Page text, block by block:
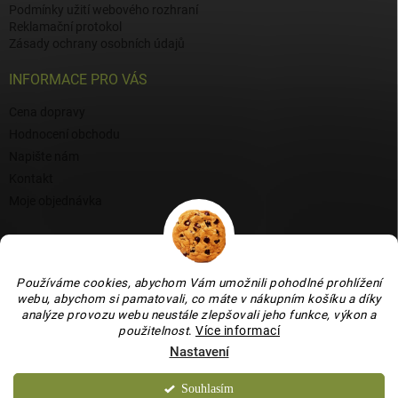
Používáme cookies, abychom Vám umožnili pohodlné prohlížení
webu, abychom si pamatovali, co máte v nákupním košíku a díky
analýze provozu webu neustále zlepšovali jeho funkce, výkon a
použitelnost. Více informací
Nastavení
Souhlasím
Podmínky užití webového rozhraní
Reklamační protokol
Zásady ochrany osobních údajů
INFORMACE PRO VÁS
Proč si vybrat naši keramiku?
Jak vybrat vánoční venkovní dekoraci: tipy a inspirace
Co dokážou vaječné skořápky v zahradě, květináči i na balkoně
Bydlení je hračka. Všechna práva vyhrazena.